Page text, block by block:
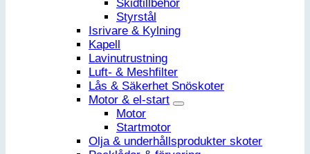
Skidtillbehör
Styrstål
Isrivare & Kylning
Kapell
Lavinutrustning
Luft- & Meshfilter
Lås & Säkerhet Snöskoter
Motor & el-start
Motor
Startmotor
Olja & underhållsprodukter skoter